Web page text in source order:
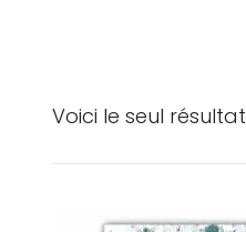
Voici le seul résultat